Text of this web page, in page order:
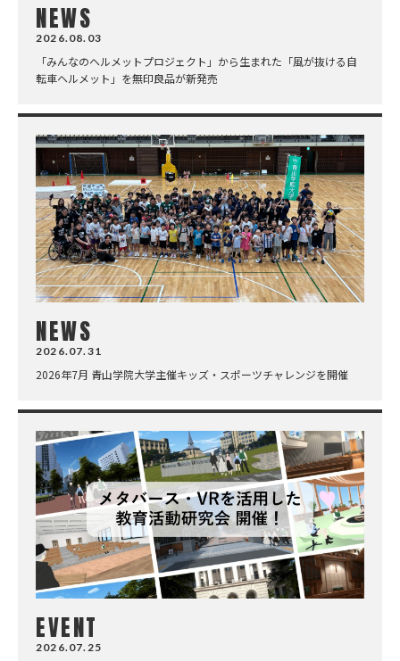
NEWS
2026.08.03
「みんなのヘルメットプロジェクト」から生まれた「風が抜ける自
転車ヘルメット」を無印良品が新発売
NEWS
2026.07.31
2026年7月 青山学院大学主催キッズ・スポーツチャレンジを開催
EVENT
2026.07.25